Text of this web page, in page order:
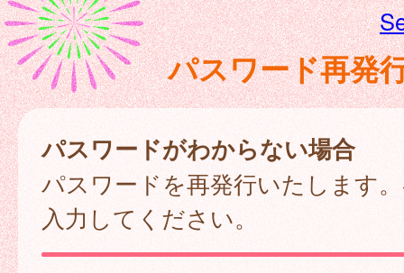
パスワード再発
パスワードがわからない場合
パスワードを再発行いたします
入力してください。